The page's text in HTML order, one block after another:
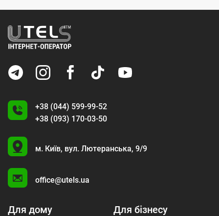
+38 (044) 599-99-52
+38 (093) 170-03-50
U
м. Київ, вул. Лютеранська, 9/9
office@utels.ua
Для дому
Для бізнесу